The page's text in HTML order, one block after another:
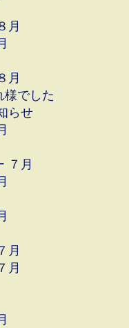
月
月
でした
らせ
７月
月
月